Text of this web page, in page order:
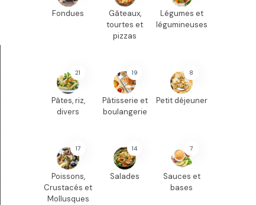
Fondues
Gâteaux,
tourtes et
pizzas
Légumes et
légumineuses
21
Pâtes, riz,
divers
19
Pâtisserie et
boulangerie
8
Petit déjeuner
17
Poissons,
Crustacés et
Mollusques
14
Salades
7
Sauces et
bases